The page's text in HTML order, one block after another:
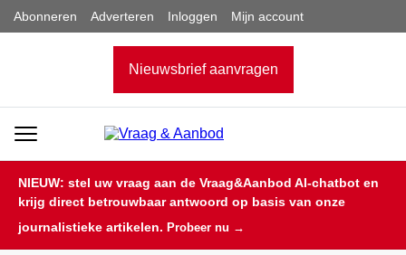
Abonneren Adverteren Inloggen Mijn account
Nieuwsbrief aanvragen
NIEUW: stel uw vraag aan de Vraag&Aanbod AI-chatbot en
krijg direct betrouwbaar antwoord op basis van onze
journalistieke artikelen. Probeer nu →